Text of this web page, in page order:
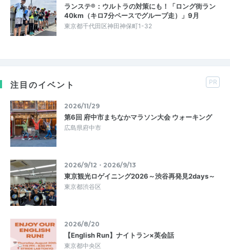
ランステ®：ウルトラの対策にも！「ロング街ラン
40km（キロ7分ペースでグループ走）」9月
東京都千代田区神田神保町1-32
注目のイベント PR
2026/11/29
第6回 府中市まちなかマラソン大会 ウォーキング
広島県府中市
2026/9/12・2026/9/13
東京観光ロゲイニング2026～渋谷再発見2days～
東京都渋谷区
2026/8/20
【English Run】ナイトラン×英会話
東京都中央区